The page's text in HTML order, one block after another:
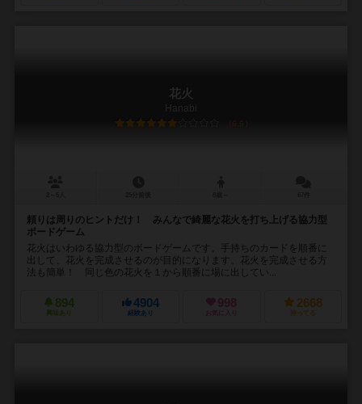
花火
Hanabi
6.6
頼りは周りのヒントだけ！ みんなで綺麗な花火を打ち上げる協力型
ボードゲーム
花火はいわゆる協力型のボードゲームです。手持ちのカードを順番に
出して、花火を完成させるのが目的になります。花火を完成させる方
法も簡単！ 同じ色の花火を１から順番に場に出してい...
894
興味あり
4904
経験あり
998
お気に入り
2668
持ってる